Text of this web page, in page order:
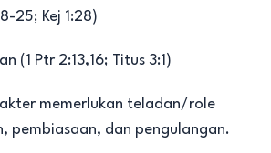
25; Kej 1:28)
(1 Ptr 2:13,16; Titus 3:1)
memerlukan teladan/role
pembiasaan, dan pengulangan.